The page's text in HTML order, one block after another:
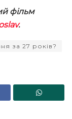
фільм
.
за 27 років?